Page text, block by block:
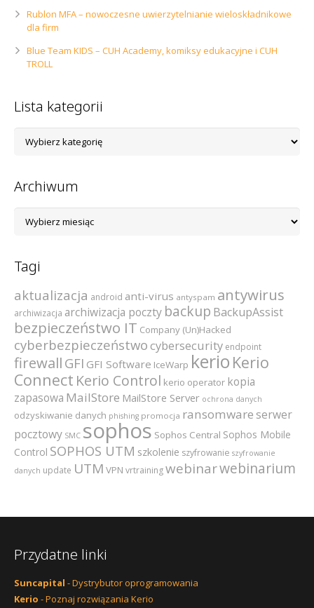
Rublon MFA – nowoczesne uwierzytelnianie wieloskładnikowe
dla firm
Blue Team KIDS – CUH Academy, komiksy edukacyjne i CUH
TROLL
Lista kategorii
kategorii
Archiwum
Tagi
aktualizacja android anti-virus antyspam antywirus
archiwizacja archiwizacja poczty backup BackupAssist
bezpieczeństwo IT Company (Un)Hacked
cyberbezpieczeństwocybersecurity endpoint
firewall GFI GFI Software IceWarp kerio Kerio
Connect Kerio Control kerio operator kopia
zapasowa MailStore MailStore Server ochrona danych
odzyskiwanie danych phishing promocja ransomware serwer
pocztowy SMC sophos Sophos Central Sophos Mobile
Control SOPHOS UTM szkolenie szyfrowanie szyfrowanie
danych update UTM VPN vrtrainingwebinarwebinarium
Przydatne linki
Suncapital - Dystrybutor oprogramowania
Kerio - Poznaj rozwiązania Kerio